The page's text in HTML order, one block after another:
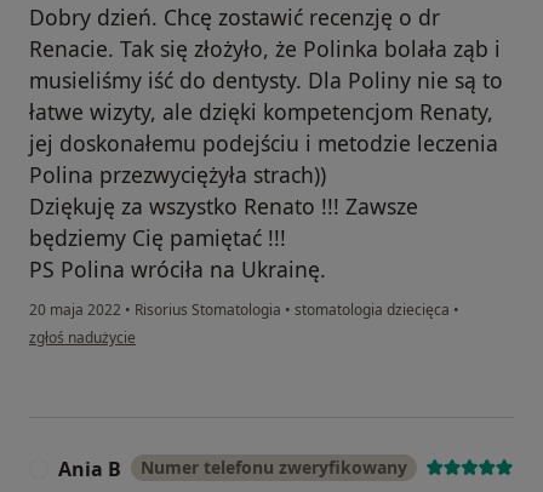
Dobry dzień. Chcę zostawić recenzję o dr
Renacie. Tak się złożyło, że Polinka bolała ząb i
musieliśmy iść do dentysty. Dla Poliny nie są to
łatwe wizyty, ale dzięki kompetencjom Renaty,
jej doskonałemu podejściu i metodzie leczenia
Polina przezwyciężyła strach))
Dziękuję za wszystko Renato !!! Zawsze
będziemy Cię pamiętać !!!
PS Polina wróciła na Ukrainę.
20 maja 2022 • Risorius Stomatologia • stomatologia dziecięca •
w opinii użytkownika POLINA KOTSIUBYNSKA
zgłoś nadużycie
Ania B Numer telefonu zweryfikowany